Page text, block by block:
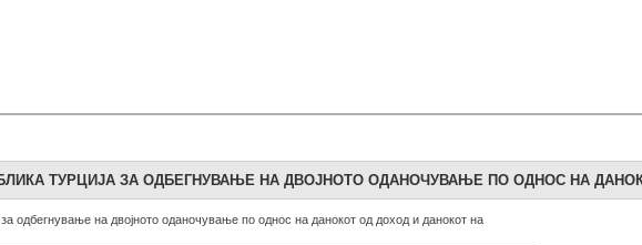
ТУРЦИЈА ЗА ОДБЕГНУВАЊЕ НА ДВОЈНОТО ОДАНОЧУВАЊЕ ПО ОДНОС НА
одбегнување на двојното оданочување по однос на данокот од доход и данокот на